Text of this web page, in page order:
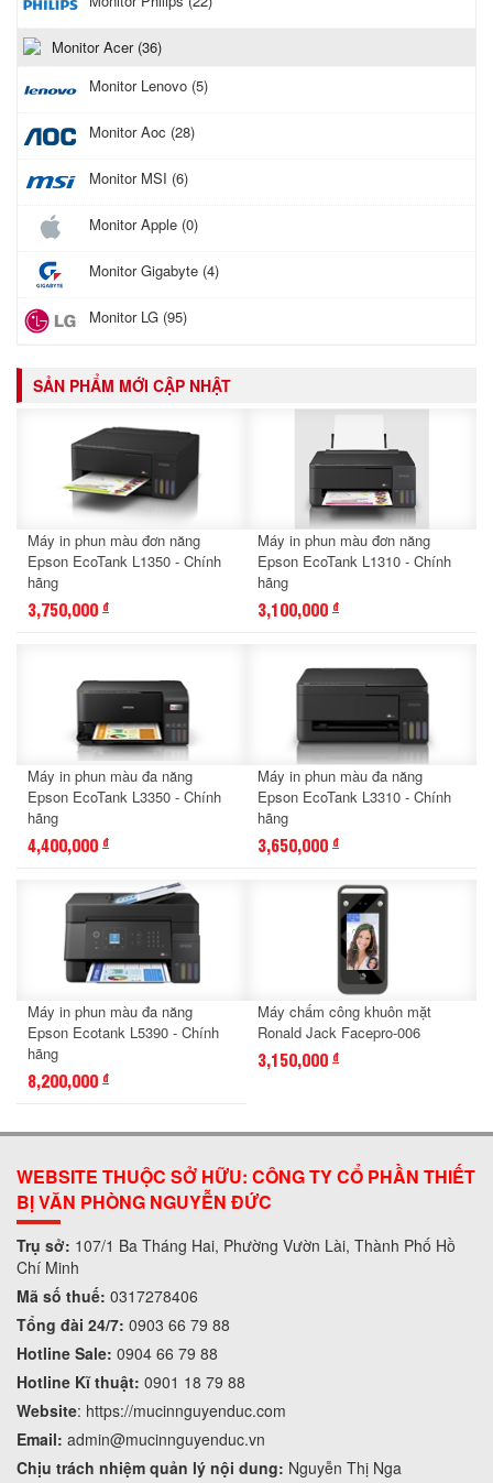
Monitor Acer (36)
Monitor Lenovo (5)
Monitor Aoc (28)
Monitor MSI (6)
Monitor Apple (0)
Monitor Gigabyte (4)
Monitor LG (95)
SẢN PHẨM MỚI CẬP NHẬT
Máy in phun màu đơn năng
Epson EcoTank L1350 - Chính
hãng
3,750,000 đ
Máy in phun màu đơn năng
Epson EcoTank L1310 - Chính
hãng
3,100,000 đ
Máy in phun màu đa năng
Epson EcoTank L3350 - Chính
hãng
4,400,000 đ
Máy in phun màu đa năng
Epson EcoTank L3310 - Chính
hãng
3,650,000 đ
Máy in phun màu đa năng
Epson Ecotank L5390 - Chính
hãng
8,200,000 đ
Máy chấm công khuôn mặt
Ronald Jack Facepro-006
3,150,000 đ
WEBSITE THUỘC SỞ HỮU: CÔNG TY CỔ PHẦN THIẾT
BỊ VĂN PHÒNG NGUYỄN ĐỨC
Trụ sở: 107/1 Ba Tháng Hai, Phường Vườn Lài, Thành Phố Hồ
Chí Minh
Mã số thuế: 0317278406
Tổng đài 24/7: 0903 66 79 88
Hotline Sale: 0904 66 79 88
Hotline Kĩ thuật: 0901 18 79 88
Website: https://mucinnguyenduc.com
Email: admin@mucinnguyenduc.vn
Chịu trách nhiệm quản lý nội dung: Nguyễn Thị Nga